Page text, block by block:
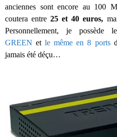
anciennes sont encore au 100
coutera entre25 et 40 euros,
Personnellement, je possède
GREEN etle même en 8 ports
jamais été déçu…